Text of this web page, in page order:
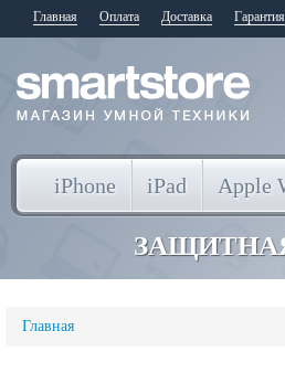
Главная Оплата Доставка Гарантия
iPhone iPad Apple
Главная